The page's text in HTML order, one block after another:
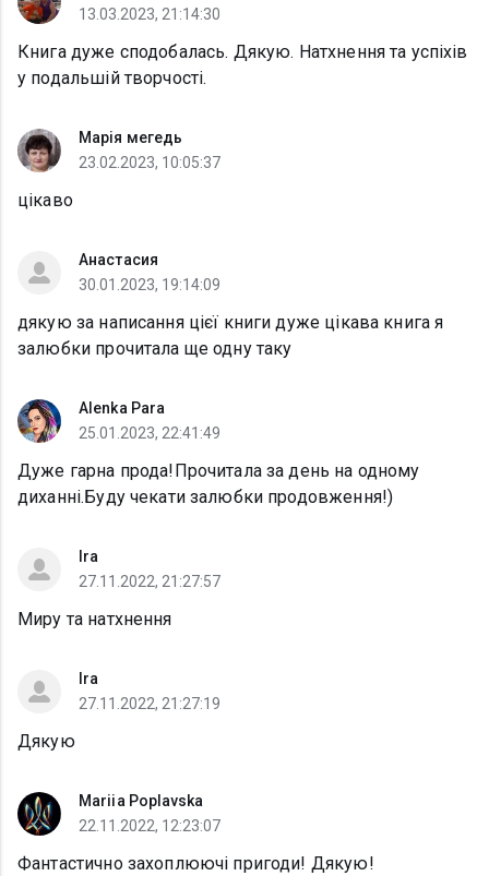
13.03.2023, 21:14:30
Книга дуже сподобалась. Дякую. Натхнення та успіхів
у подальшій творчості.
Марія мегедь
23.02.2023, 10:05:37
цікаво
Анастасия
30.01.2023, 19:14:09
дякую за написання цієї книги дуже цікава книга я
залюбки прочитала ще одну таку
Alenka Para
25.01.2023, 22:41:49
Дуже гарна прода!Прочитала за день на одному
диханні.Буду чекати залюбки продовження!)
Ira
27.11.2022, 21:27:57
Миру та натхнення
Ira
27.11.2022, 21:27:19
Дякую
Mariia Poplavska
22.11.2022, 12:23:07
Фантастично захоплюючі пригоди! Дякую!